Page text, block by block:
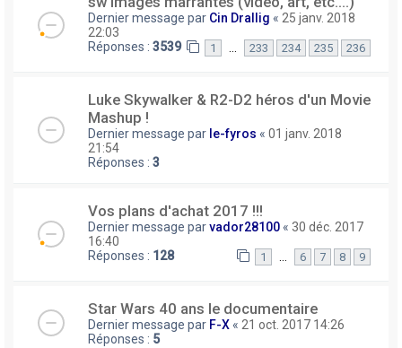
Dernier message par Cin Drallig « 25 janv. 2018
22:03
Réponses : 3539 1 233 234 235 236
Luke Skywalker & R2-D2 héros d'un Movie
Mashup !
Dernier message par le-fyros « 01 janv. 2018
21:54
Réponses : 3
Vos plans d'achat 2017 !!!
Dernier message parvador28100 « 30 déc. 2017
16:40
Réponses : 128 1 6 7 8 9
Star Wars 40 ans le documentaire
Dernier message par F-X « 21 oct. 2017 14:26
Réponses : 5